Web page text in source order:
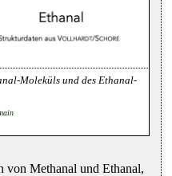
Moleküls und des Ethanal-
von Methanal und Ethanal,